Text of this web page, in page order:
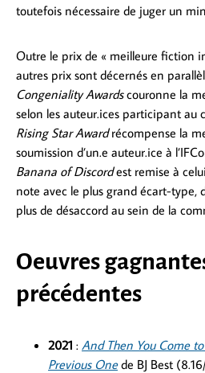
toutefois nécessaire de juger un
Outre le prix de « meilleure fiction
autres prix sont décernés en
Congeniality Awardscouronne la
selon les auteur.ices participant au
Rising Star Awardrécompense la
soumission d’un.e auteur.ice à
Banana of Discordest remise à
note avec le plus grand écart-type,
plus de désaccord au sein de la
Oeuvres
précédentes
2021 : And Then You Come
Previous Onede BJ Best